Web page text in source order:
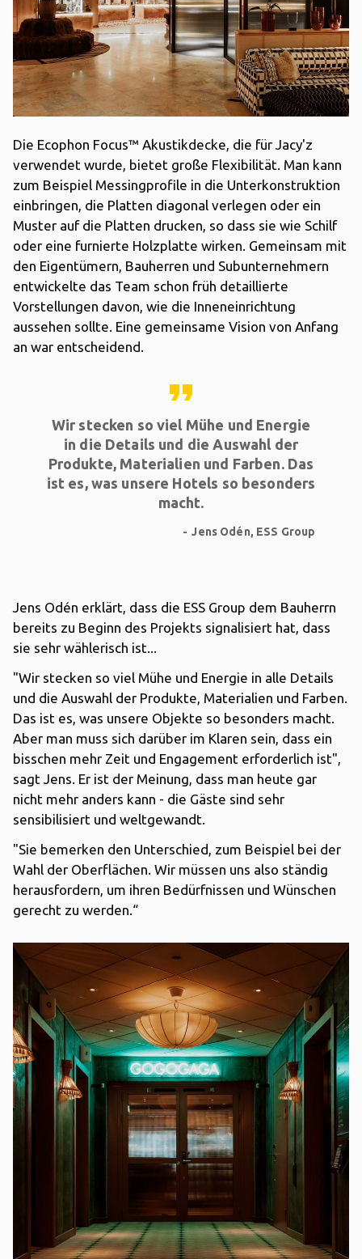
Die Ecophon Focus™ Akustikdecke, die für Jacy'z
verwendet wurde, bietet große Flexibilität. Man kann
zum Beispiel Messingprofile in die Unterkonstruktion
einbringen, die Platten diagonal verlegen oder ein
Muster auf die Platten drucken, so dass sie wie Schilf
oder eine furnierte Holzplatte wirken. Gemeinsam mit
den Eigentümern, Bauherren und Subunternehmern
entwickelte das Team schon früh detaillierte
Vorstellungen davon, wie die Inneneinrichtung
aussehen sollte. Eine gemeinsame Vision von Anfang
an war entscheidend.
format_quote
Wir stecken so viel Mühe und Energie
in die Details und die Auswahl der
Produkte, Materialien und Farben. Das
ist es, was unsere Hotels so besonders
macht.
Jens Odén, ESS Group
Jens Odén erklärt, dass die ESS Group dem Bauherrn
bereits zu Beginn des Projekts signalisiert hat, dass
sie sehr wählerisch ist...
"Wir stecken so viel Mühe und Energie in alle Details
und die Auswahl der Produkte, Materialien und Farben.
Das ist es, was unsere Objekte so besonders macht.
Aber man muss sich darüber im Klaren sein, dass ein
bisschen mehr Zeit und Engagement erforderlich ist",
sagt Jens. Er ist der Meinung, dass man heute gar
nicht mehr anders kann - die Gäste sind sehr
sensibilisiert und weltgewandt.
"Sie bemerken den Unterschied, zum Beispiel bei der
Wahl der Oberflächen. Wir müssen uns also ständig
herausfordern, um ihren Bedürfnissen und Wünschen
gerecht zu werden.“